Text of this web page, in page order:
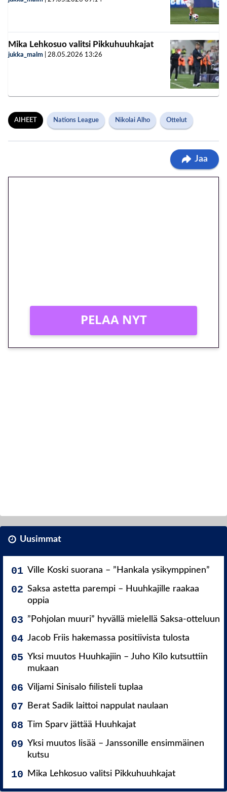
Mika Lehkosuo valitsi Pikkuhuuhkajat
jukka_malm 28.05.2026 13:26
AIHEET Nations League Nikolai Alho Ottelut
Jaa
PELAA NYT
Uusimmat
Ville Koski suorana – ”Hankala ysikymppinen”
Saksa astetta parempi – Huuhkajille raakaa
oppia
”Pohjolan muuri” hyvällä mielellä Saksa-otteluun
Jacob Friis hakemassa positiivista tulosta
Yksi muutos Huuhkajiin – Juho Kilo kutsuttiin
mukaan
Viljami Sinisalo fiilisteli tuplaa
Berat Sadik laittoi nappulat naulaan
Tim Sparv jättää Huuhkajat
Yksi muutos lisää – Janssonille ensimmäinen
kutsu
Mika Lehkosuo valitsi Pikkuhuuhkajat